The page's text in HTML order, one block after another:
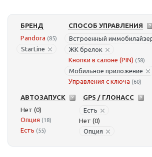
БРЕНД
Pandora (85)
StarLine
СПОСОБ УПРАВЛЕНИЯ
Встроенный
ЖК брелок
Кнопки в салоне (PIN) (58)
Мобильное приложение
Управления с ключа (60)
АВТОЗАПУСК
Нет (0)
Опция (18)
Есть (55)
GPS / ГЛОНАСС
Есть
Нет (0)
Опция